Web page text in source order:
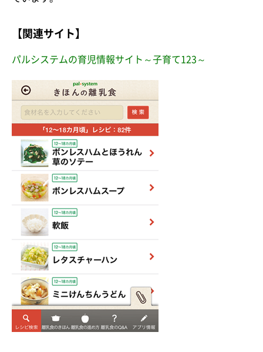
【関連サイト】
パルシステムの育児情報サイト～子育て123～